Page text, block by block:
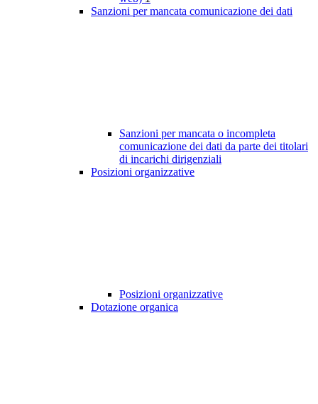
Sanzioni per mancata comunicazione dei dati
Sanzioni per mancata o incompleta
comunicazione dei dati da parte dei titolari
di incarichi dirigenziali
Posizioni organizzative
Posizioni organizzative
Dotazione organica